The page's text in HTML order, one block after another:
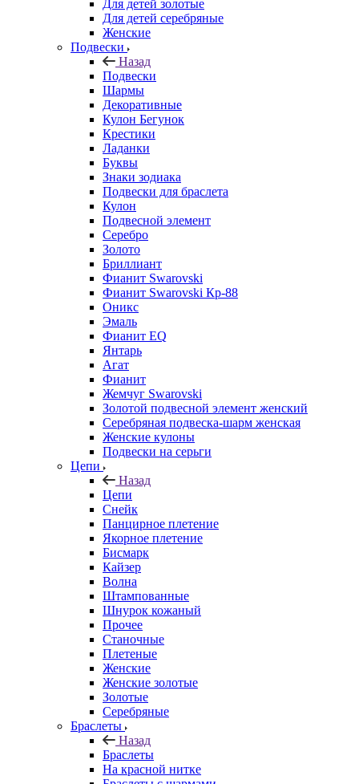
Для детей золотые
Для детей серебряные
Женские
Подвески
Назад
Подвески
Шармы
Декоративные
Кулон Бегунок
Крестики
Ладанки
Буквы
Знаки зодиака
Подвески для браслета
Кулон
Подвесной элемент
Серебро
Золото
Бриллиант
Фианит Swarovski
Фианит Swarovski Кр-88
Оникс
Эмаль
Фианит EQ
Янтарь
Агат
Фианит
Жемчуг Swarovski
Золотой подвесной элемент женcкий
Серебряная подвеска-шарм женская
Женские кулоны
Подвески на серьги
Цепи
Назад
Цепи
Снейк
Панцирное плетение
Якорное плетение
Бисмарк
Кайзер
Волна
Штампованные
Шнурок кожаный
Прочее
Станочные
Плетеные
Женские
Женские золотые
Золотые
Серебряные
Браслеты
Назад
Браслеты
На красной нитке